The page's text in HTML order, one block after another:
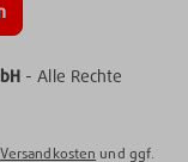
- Alle Rechte
Versandkosten und ggf.